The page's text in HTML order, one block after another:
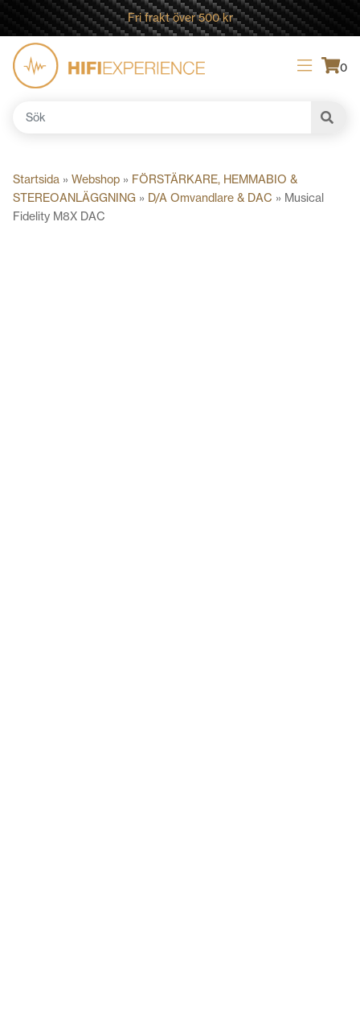
Fri frakt över 500 kr
0
Sök
Startsida » Webshop » FÖRSTÄRKARE, HEMMABIO &
STEREOANLÄGGNING » D/A Omvandlare & DAC » Musical
Fidelity M8X DAC